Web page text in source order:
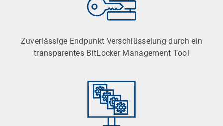
Zuverlässige Endpunkt Verschlüsselung durch ein
transparentes BitLocker Management Tool